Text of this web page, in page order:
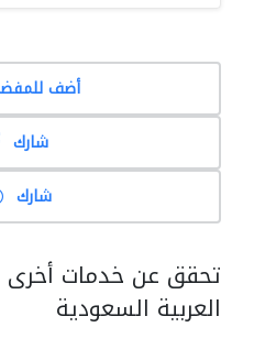
أضف
شارك
شارك
تحقق عن خدمات
العربية السعودية